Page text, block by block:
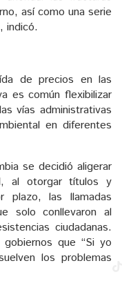
así como una serie
indicó.
de precios en las
es común flexibilizar
vías administrativas
en diferentes
se decidió aligerar
al otorgar títulos y
plazo, las llamadas
solo conllevaron al
ciudadanas.
que “Si yo
los problemas